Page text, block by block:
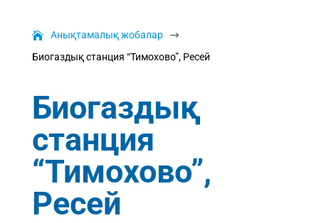
Анықтамалық жобалар $
Биогаздық станция “Тимохово”, Ресей
Биогаздық
станция
“Тимохово”,
Ресей